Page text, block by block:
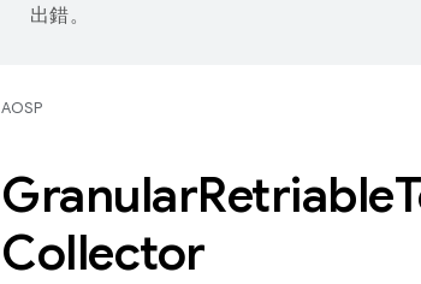
出錯。
AOSP
GranularRetriable
Collector